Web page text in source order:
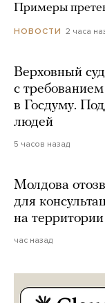
Примеры
НОВОСТИ 2 часа
Верховный
с
в Госдуму.
людей
5 часов назад
Молдова
для
на
час назад